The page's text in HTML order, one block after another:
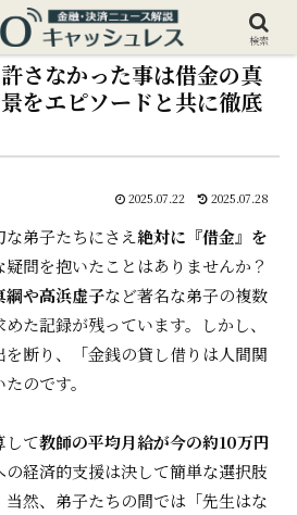
さなかった事は借金の真
をエピソードと共に徹底
2025.07.22 2025.07.28
な弟子たちにさえ絶対に『借金』を
な疑問を抱いたことはありませんか？
綱や高浜虚子など著名な弟子の複数
た記録が残っています。しかし、
断り、「金銭の貸し借りは人間関
のです。
して教師の平均月給が今の約10万円
の経済的支援は決して簡単な選択肢
然、弟子たちの間では「先生はな
検索